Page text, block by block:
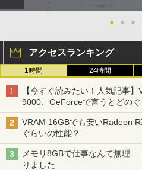
￥3,480
● ● ●
アクセスランキング
1時間 24時間
【今すぐ読みたい！人気記事
9000、GeForceで言うとどの
VRAM 16GBでも安いRadeon
ぐらいの性能？
メモリ8GBで仕事なんて無理
りました